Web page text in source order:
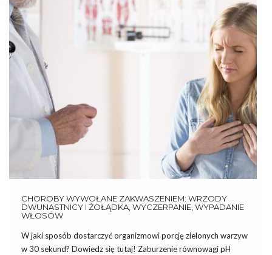
CHOROBY WYWOŁANE ZAKWASZENIEM: WRZODY
DWUNASTNICY I ŻOŁĄDKA, WYCZERPANIE, WYPADANIE
WŁOSÓW
W jaki sposób dostarczyć organizmowi porcję zielonych warzyw
w 30 sekund? Dowiedz się tutaj! Zaburzenie równowagi pH